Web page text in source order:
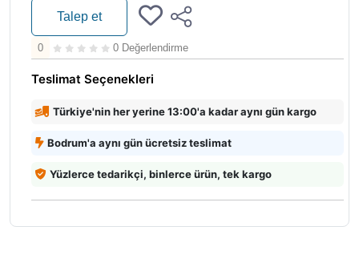
Talep et
0 0 Değerlendirme
Teslimat Seçenekleri
Türkiye'nin her yerine 13:00'a kadar aynı gün kargo
Bodrum'a aynı gün ücretsiz teslimat
Yüzlerce tedarikçi, binlerce ürün, tek kargo